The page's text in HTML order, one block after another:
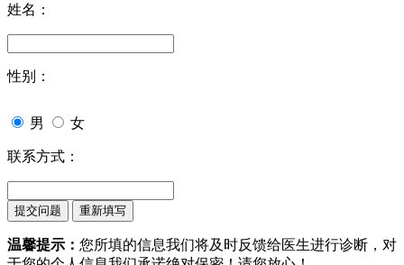
姓名：
性别：
男 女
联系方式：
温馨提示： 您所填的信息我们将及时反馈给医生进行诊断，对